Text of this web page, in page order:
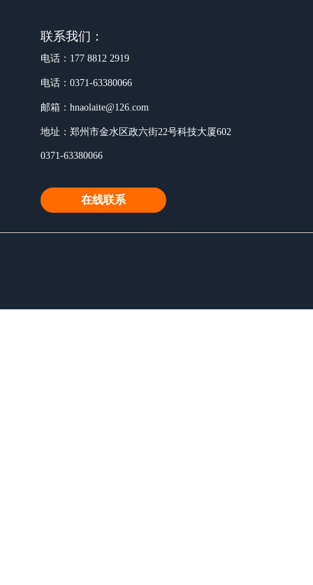
联系我们：
电话：17788122919
电话：0371-63380066
邮箱：hnaolaite@126.com
地址：郑州市金水区政六街22号科技大厦602
0371-63380066
在线联系